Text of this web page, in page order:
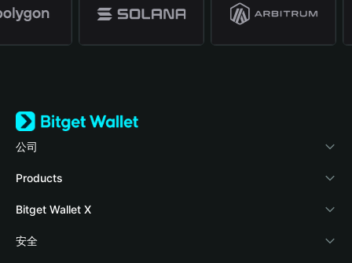
公司
關於 Bitget Wallet
部落格
學院
Products
Crypto Card
Stablecoin Earn
Bitget Wallet X
開發者文件
安全